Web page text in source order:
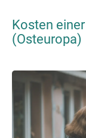
Kosten einer
(Osteuropa)